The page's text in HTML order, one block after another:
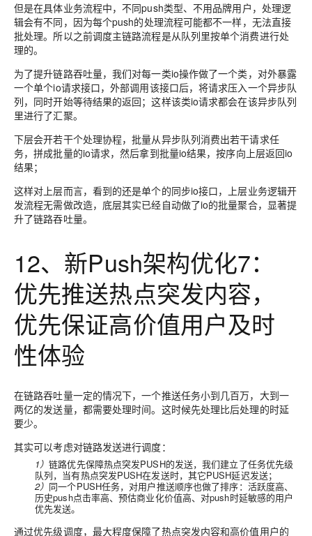
但是在具体业务流程中，不同push类型、不用品牌用户，处理逻
辑会有不同，因为每个push的处理流程可能都不一样，无法直接
批处理。所以之前调度主链路流程是从队列里按单个消费进行处
理的。
为了提升链路吞吐量，我们对每一类io操作做了一个类，对外暴露
一个单个io请求接口，外部调用该接口后，将请求压入一个异步队
列，同时开始等待结果的返回；这样该类io请求都会在该异步队列
里进行了汇聚。
下层会开若干个处理协程，批量从异步队列消费出若干请求任
务，拼成批量的io请求，然后拿到批量io结果，按序向上层返回io
结果；
这样对上层而言，看到的还是单个的同步io接口，上层业务逻辑开
发流程无需做改造，底层其实已经自动做了io的批量聚合，显著提
升了链路吞吐量。
12、新Push架构优化7：
优先推送热点突发内容，
优先保证高价值用户及时
性体验
在链路吞吐量一定的情况下，一个推送任务小到几百万，大到一
两亿的发送量，都需要处理时间。这时候先处理比后处理的时延
要少。
其实可以考虑对链路发送进行调度：
1）链路优先保障热点突发PUSH的发送，我们建立了任务优先级
队列，当有热点突发PUSH在发送时，其它PUSH延迟发送；
2） 同一个PUSH任务，对用户推送顺序也做了排序：活跃度高、
历史push点击率高、预估商业化价值高、对push时延敏感的用户
优先发送。
通过优先级调度，最大程度保障了热点突发内容和高价值用户的